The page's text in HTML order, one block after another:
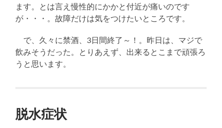
ます。とは言え慢性的にかかと付近が痛いのです
が・・・。故障だけは気をつけたいところです。
で、久々に禁酒、3日間終了～！。昨日は、マジで
飲みそうだった。とりあえず、出来るとこまで頑張ろ
うと思います。
脱水症状